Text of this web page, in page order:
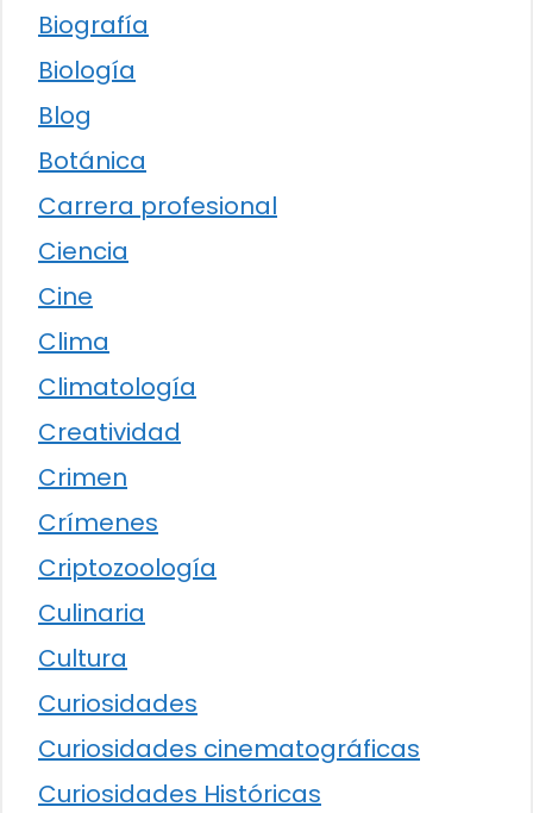
Biografía
Biología
Blog
Botánica
Carrera profesional
Ciencia
Cine
Clima
Climatología
Creatividad
Crimen
Crímenes
Criptozoología
Culinaria
Cultura
Curiosidades
Curiosidades cinematográficas
Curiosidades Históricas